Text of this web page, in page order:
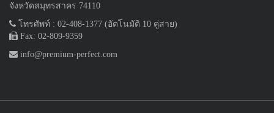
จังหวัดสมุทรสาคร 74110
โทรศัพท์ : 02-408-1377 (อัตโนมัติ 10 คู่สาย)
Fax: 02-809-9359
info@premium-perfect.com